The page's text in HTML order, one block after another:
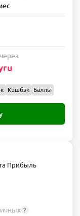
Кэшбэк Баллы
Прибыль
?